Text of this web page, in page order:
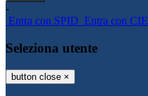
-
Entra con SPID Entra con CIE
Seleziona utente
button close ×